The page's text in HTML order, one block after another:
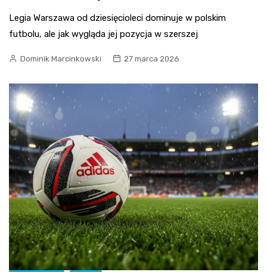
Legia Warszawa od dziesięcioleci dominuje w polskim
futbolu, ale jak wygląda jej pozycja w szerszej
Dominik Marcinkowski 27 marca 2026